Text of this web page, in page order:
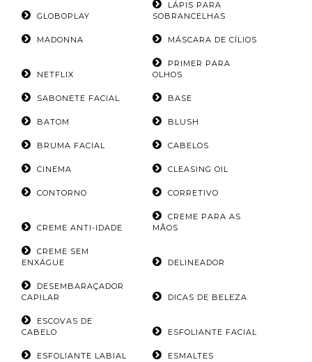
GLOBOPLAY
LÁPIS PARA
SOBRANCELHAS
MADONNA MÁSCARA DE CÍLIOS
NETFLIX
PRIMER PARA
OLHOS
SABONETE FACIAL BASE
BATOM BLUSH
BRUMA FACIAL CABELOS
CINEMA CLEASING OIL
CONTORNO CORRETIVO
CREME ANTI-IDADE
CREME PARA AS
MÃOS
CREME SEM
ENXÁGUE
DELINEADOR
DESEMBARAÇADOR
CAPILAR
DICAS DE BELEZA
ESCOVAS DE
CABELO
ESFOLIANTE FACIAL
ESFOLIANTE LABIAL ESMALTES